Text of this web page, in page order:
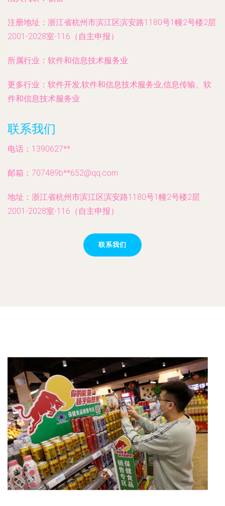
注册地址： 浙江省杭州市滨江区滨安路1180号1幢2号楼2层
2001-2028室-116（自主申报）
所属行业： 软件和信息技术服务业
更多行业： 软件开发,软件和信息技术服务业,信息传输、软
件和信息技术服务业
联系我们
电话：1390627**
邮箱：707489b**652@qq.com
地址：浙江省杭州市滨江区滨安路1180号1幢2号楼2层
2001-2028室-116（自主申报）
联系我们